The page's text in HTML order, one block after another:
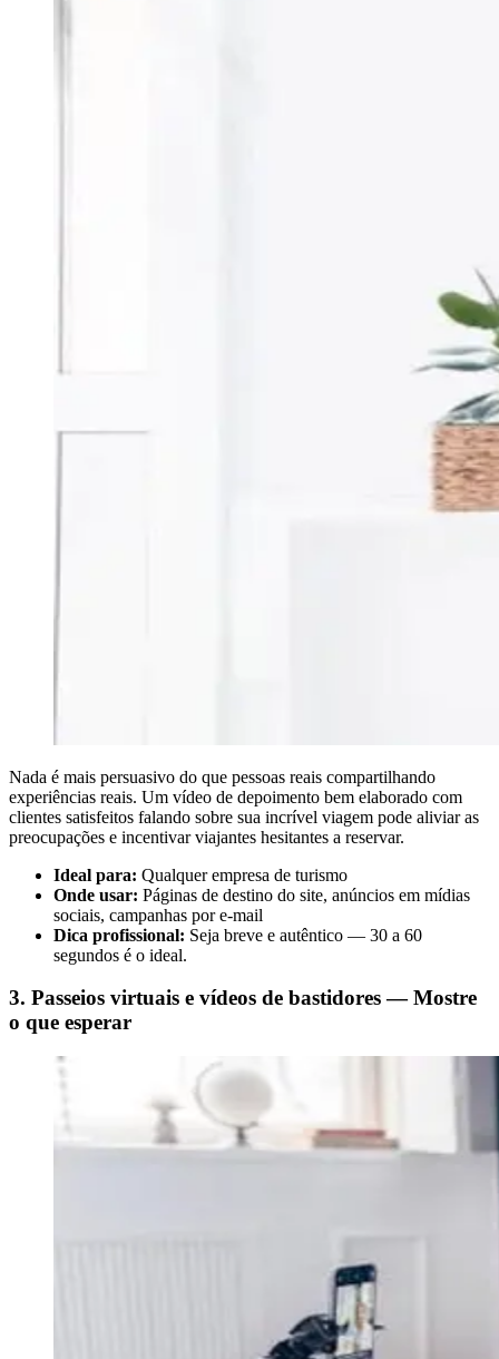
Nada é mais persuasivo do que pessoas reais compartilhando
experiências reais. Um vídeo de depoimento bem elaborado com
clientes satisfeitos falando sobre sua incrível viagem pode aliviar as
preocupações e incentivar viajantes hesitantes a reservar.
Ideal para: Qualquer empresa de turismo
Onde usar: Páginas de destino do site, anúncios em mídias
sociais, campanhas por e-mail
Dica profissional: Seja breve e autêntico — 30 a 60
segundos é o ideal.
3. Passeios virtuais e vídeos de bastidores — Mostre
o que esperar